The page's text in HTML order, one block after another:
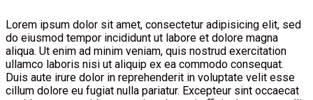
Lorem ipsum dolor sit amet, consectetur adipisicing elit, sed
do eiusmod tempor incididunt ut labore et dolore magna
aliqua. Ut enim ad minim veniam, quis nostrud exercitation
ullamco laboris nisi ut aliquip ex ea commodo consequat.
Duis aute irure dolor in reprehenderit in voluptate velit esse
cillum dolore eu fugiat nulla pariatur. Excepteur sint occaecat